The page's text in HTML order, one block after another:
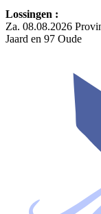
Lossingen :
Za. 08.08.2026
Jaard en 97 Oude